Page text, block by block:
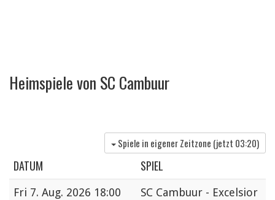
Heimspiele von SC Cambuur
Spiele in eigener Zeitzone (jetzt 03:20)
DATUM SPIEL
Fri 7. Aug. 2026 18:00
SC Cambuur - Excelsior